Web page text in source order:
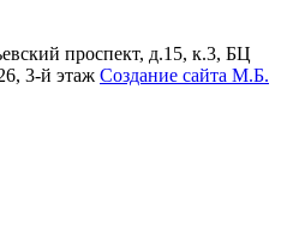
проспект, д.15, к.3, БЦ
3-й этаж Создание сайта М.Б.